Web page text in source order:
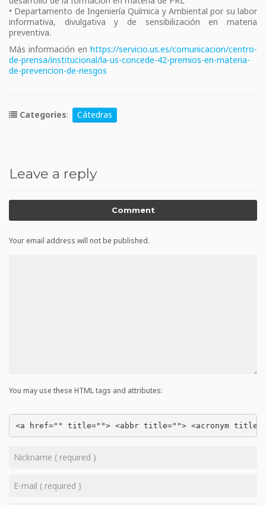
• Departamento de Ingeniería Química y Ambiental por su labor
informativa, divulgativa y de sensibilización en materia
preventiva.
Más información en https://servicio.us.es/comunicacion/centro-
de-prensa/institucional/la-us-concede-42-premios-en-materia-
de-prevencion-de-riesgos
Categories: Cátedras
Leave a reply
Comment
Your email address will not be published.
You may use these HTML tags and attributes:
<a href="" title=""> <abbr title=""> <acronym